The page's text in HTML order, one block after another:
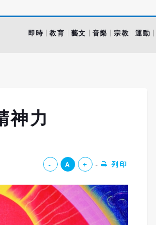
即時 教育 藝文 音樂 宗教 運動
神力
- A + 列印